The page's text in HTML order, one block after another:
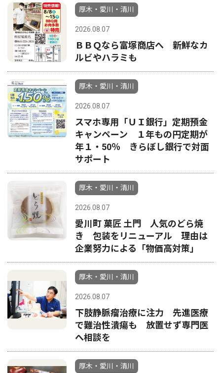
厚木・愛川・清川
2026.08.07
ＢＢＱなら富塚商店へ 新鮮なカ
ルビやハラミも
厚木・愛川・清川
2026.08.07
スマホ専用「ＵＩ銀行」定期預金
キャンペーン １年もの円定期が
年１・50％ きらぼし銀行で対面
サポート
厚木・愛川・清川
2026.08.07
愛川町 菓匠 土門 人気のどら焼
き 包装をリニューアル 理由は
企業努力による「物価高対策」
厚木・愛川・清川
2026.08.07
下肢静脈瘤治療に注力 先進医療
で難治性潰瘍も 放置せず専門医
へ相談を
厚木・愛川・清川